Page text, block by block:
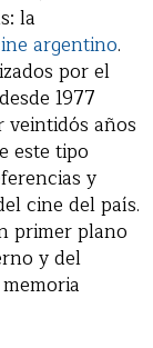
la
argentino.
por el
1977
años
este tipo
y
cine del país.
primer plano
y del